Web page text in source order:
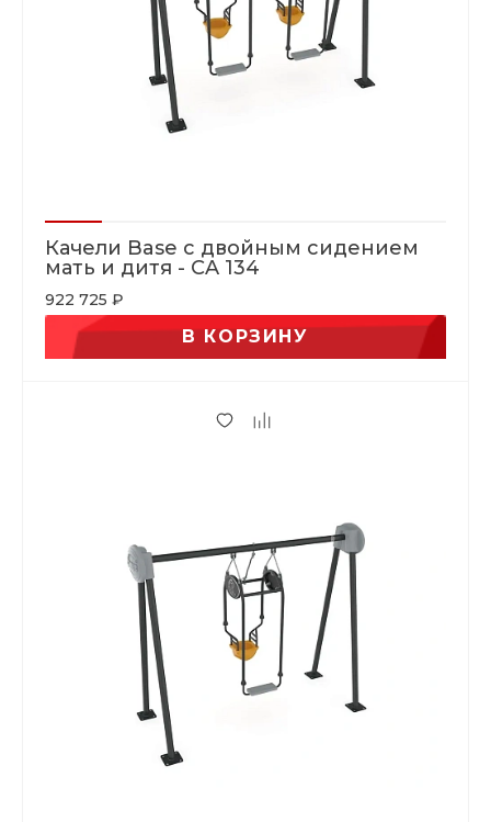
Качели Base с двойным сидением
мать и дитя - CA 134
922 725 ₽
В КОРЗИНУ